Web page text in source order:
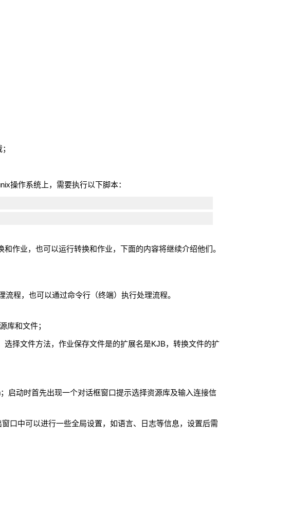
操作系统上，需要执行以下脚本：
和作业，也可以运行转换和作业，下面的内容将继续介绍他们。
程，也可以通过命令行（终端）执行处理流程。
库和文件；
选择文件方法，作业保存文件是的扩展名是KJB，转换文件的扩
；启动时首先出现一个对话框窗口提示选择资源库及输入连接信
口中可以进行一些全局设置，如语言、日志等信息，设置后需